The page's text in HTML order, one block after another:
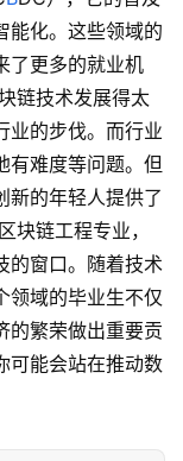
能化。这些领域的
了更多的就业机
链技术发展得太
业的步伐。而行业
有难度等问题。但
新的年轻人提供了
块链工程专业，
的窗口。随着技术
领域的毕业生不仅
的繁荣做出重要贡
可能会站在推动数